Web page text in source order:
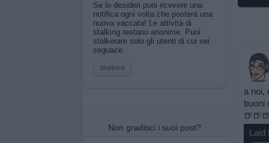
Se lo desideri puoi ricevere una
notifica ogni volta che posterà una
nuova vaccata! Le attività di
stalking restano anonime. Puoi
stalkerare solo gli utenti di cui sei
seguace.
Stalkera
Non gradisci i suoi post?
a noi,
buoni
Laid